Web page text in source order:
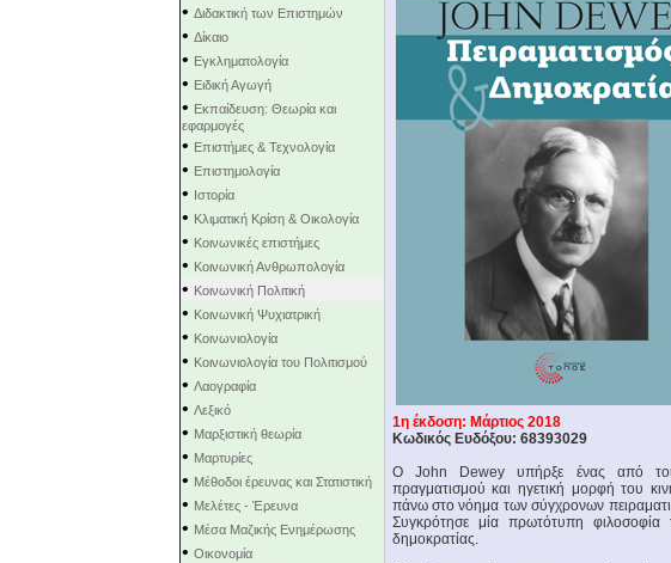
• Διδακτική των Επιστημών
• Δίκαιο
• Εγκληματολογία
• Ειδική Αγωγή
• Εκπαίδευση: Θεωρία και
εφαρμογές
• Επιστήμες & Τεχνολογία
• Επιστημολογία
• Ιστορία
• Κλιματική Κρίση & Οικολογία
• Κοινωνικές επιστήμες
• Κοινωνική Ανθρωπολογία
• Κοινωνική Πολιτική
• Κοινωνική Ψυχιατρική
• Κοινωνιολογία
• Κοινωνιολογία του Πολιτισμού
• Λαογραφία
• Λεξικό
• Μαρξιστική θεωρία
• Μαρτυρίες
• Μέθοδοι έρευνας και Στατιστική
• Μελέτες - Έρευνα
• Μέσα Μαζικής Ενημέρωσης
• Οικονομία
1η έκδοση: Mάρτιος 2018
Κωδικός Ευδόξου: 68393029
Ο John Dewey υπήρξε ένας από
πραγματισμού και ηγετική μορφή του
πάνω στο νόημα των σύγχρονων
Συγκρότησε μία πρωτότυπη
δημοκρατίας.